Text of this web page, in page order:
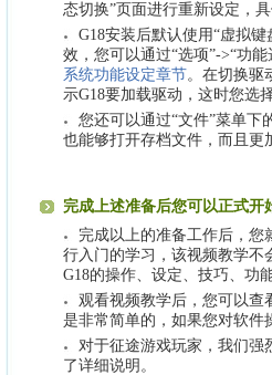
态切换”页面进行重新设定，
G18安装后默认使用“虚拟
效，您可以通过“选项”->“功
系统功能设定章节。在切换驱
示G18要加载驱动，这时您选
您还可以通过“文件”菜单下
也能够打开存档文件，而且更
完成上述准备后您可以正式开
完成以上的准备工作后，您
行入门的学习，该视频教学不
G18的操作、设定、技巧、功
观看视频教学后，您可以查
是非常简单的，如果您对软件
对于征途游戏玩家，我们强
了详细说明。